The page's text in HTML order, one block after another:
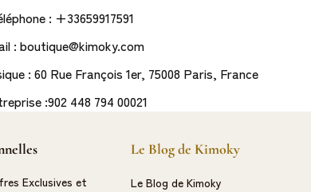
: +33659917591
: boutique@kimoky.com
: 60 Rue François 1er, 75008 Paris, France
:902 448 794 00021
Exclusives et
Le Blog de Kimoky
Le Blog de Kimoky